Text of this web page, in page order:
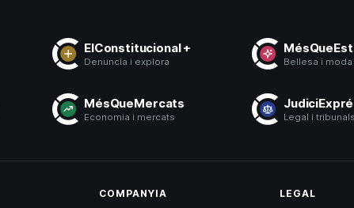
ElConstitucional +
Denuncia i explora Bellesa i moda
MésQueMercats
Economia i mercats Legal i tribunals
COMPANYIA LEGAL